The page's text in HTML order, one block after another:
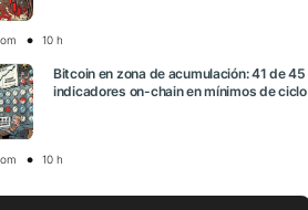
10 h
Bitcoin en zona de acumulación: 41 de 45
indicadores on-chain en mínimos de ciclo
10 h